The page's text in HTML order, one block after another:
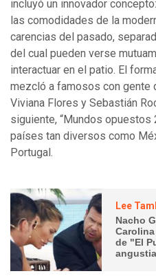
incluyó un innovador
las comodidades de la
carencias del pasado,
del cual pueden verse
interactuar en el patio. El
mezcló a famosos con gente
Viviana Flores y Sebastián
siguiente, “Mundos opuestos
países tan diversos como
Portugal.
Lee
Nacho
de "El